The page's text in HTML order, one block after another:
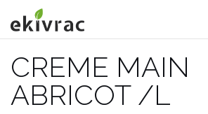
au
contenu
RECHERCHE DU SITE
CREME MAIN
ABRICOT /L